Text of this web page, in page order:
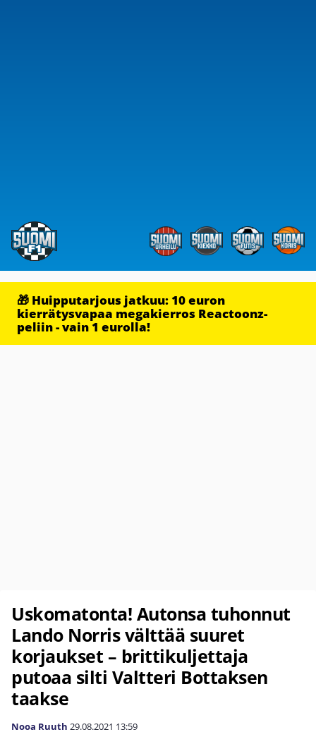
🎁 Huipputarjous jatkuu: 10 euron
kierrätysvapaa megakierros Reactoonz-
peliin - vain 1 eurolla!
Uskomatonta! Autonsa tuhonnut
Lando Norris välttää suuret
korjaukset – brittikuljettaja
putoaa silti Valtteri Bottaksen
taakse
Nooa Ruuth 29.08.2021 13:59